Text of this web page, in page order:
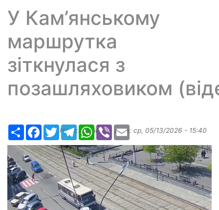
У Кам’янському
маршрутка
зіткнулася з
позашляховиком
РесурсFacebook
TwitterTelegramWhatsApp
ViberEmail
Надіслав:ilona, дата: ср, 05/13/2026 - 15:40